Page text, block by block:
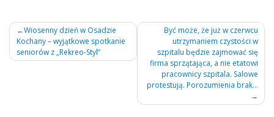
Nawigacja
wpisu
Wiosenny dzień w Osadzie
Kochany – wyjątkowe spotkanie
seniorów z „Rekreo-Styl”
Być może, że już w czerwcu
utrzymaniem czystości w
szpitalu będzie zajmować się
firma sprzątająca, a nie etatowi
pracownicy szpitala. Salowe
protestują. Porozumienia brak…